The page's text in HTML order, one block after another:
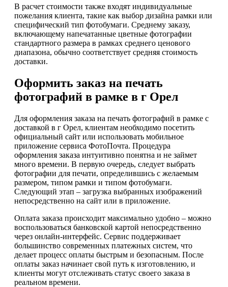
В расчет стоимости также входят индивидуальные
пожелания клиента, такие как выбор дизайна рамки или
специфический тип фотобумаги. Среднему заказу,
включающему напечатанные цветные фотографии
стандартного размера в рамках среднего ценового
диапазона, обычно соответствует средняя стоимость
доставки.
Оформить заказ на печать
фотографий в рамке в г Орел
Для оформления заказа на печать фотографий в рамке с
доставкой в г Орел, клиентам необходимо посетить
официальный сайт или использовать мобильное
приложение сервиса ФотоПочта. Процедура
оформления заказа интуитивно понятна и не займет
много времени. В первую очередь, следует выбрать
фотографии для печати, определившись с желаемым
размером, типом рамки и типом фотобумаги.
Следующий этап – загрузка выбранных изображений
непосредственно на сайт или в приложение.
Оплата заказа происходит максимально удобно – можно
воспользоваться банковской картой непосредственно
через онлайн-интерфейс. Сервис поддерживает
большинство современных платежных систем, что
делает процесс оплаты быстрым и безопасным. После
оплаты заказ начинает свой путь к изготовлению, и
клиенты могут отслеживать статус своего заказа в
реальном времени.